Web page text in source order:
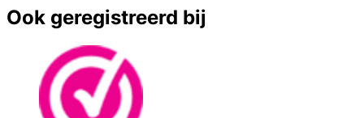
Ook geregistreerd bij